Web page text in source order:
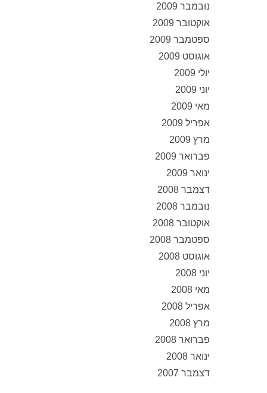
נובמבר 2009
אוקטובר 2009
ספטמבר 2009
אוגוסט 2009
יולי 2009
יוני 2009
מאי 2009
אפריל 2009
מרץ 2009
פברואר 2009
ינואר 2009
דצמבר 2008
נובמבר 2008
אוקטובר 2008
ספטמבר 2008
אוגוסט 2008
יוני 2008
מאי 2008
אפריל 2008
מרץ 2008
פברואר 2008
ינואר 2008
דצמבר 2007